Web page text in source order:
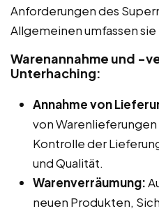
Anforderungen des
Allgemeinen umfassen
Warenannahme und -
Unterhaching:
Annahme von
von
Kontrolle der
und Qualität.
Warenverräumung:
neuen Produkten,